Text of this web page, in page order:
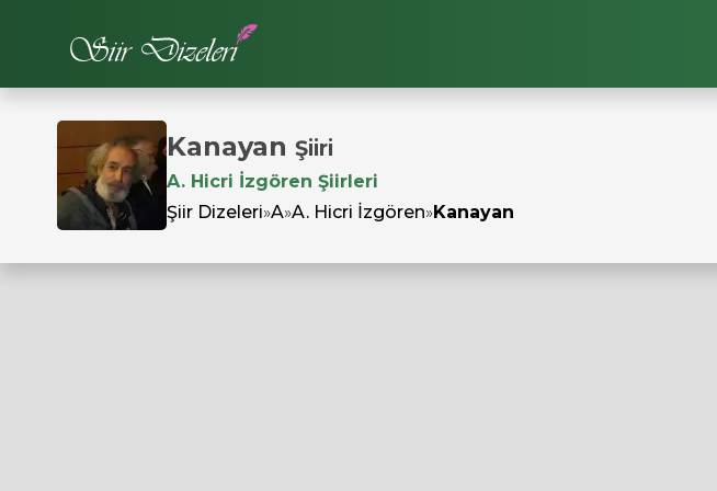
Kanayan Şiiri
A. Hicri İzgören Şiirleri
Şiir Dizeleri»A»A. Hicri İzgören»Kanayan